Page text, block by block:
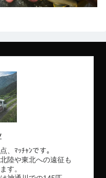
、ﾏｯﾁｬﾝです。
陸や東北への遠征も
す。